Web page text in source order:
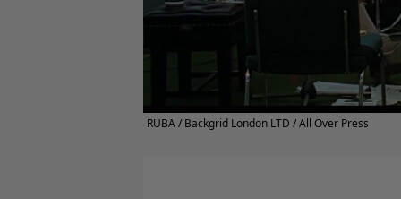
RUBA / Backgrid London LTD / All Over Press